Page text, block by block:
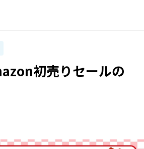
初売りセールの